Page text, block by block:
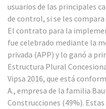
usuarios de las principales
de control, si se les
El contrato para la
fue celebrado mediante la
privada (APP) y lo ganó a
Estructura Plural
Vipsa 2016, que está
A., empresa de la familia
Construcciones (49%).